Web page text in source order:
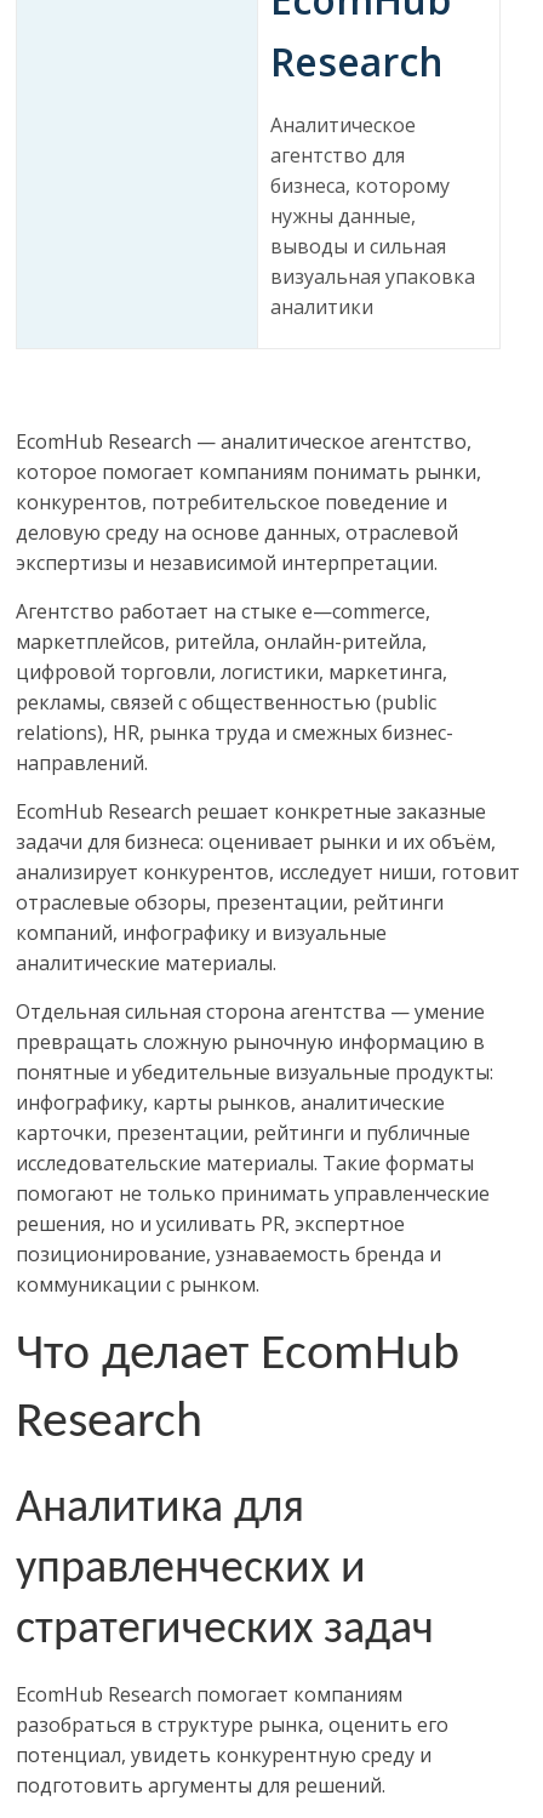
логистике,
технологиях,
для
e-
Commerce,
ритейле,
логистике,
соцсетях.
Нам
важно,
как
знать
как
Сеть
жизнь
людей
и
обсудить
эти
изменения
с
читателем.
Research
Аналитическое
агентство для
бизнеса, которому
нужны данные,
выводы и сильная
визуальная упаковка
аналитики
EcomHub Research — аналитическое агентство,
которое помогает компаниям понимать рынки,
конкурентов, потребительское поведение и
деловую среду на основе данных, отраслевой
экспертизы и независимой интерпретации.
Агентство работает на стыкеe—commerce,
маркетплейсов, ритейла, онлайн-ритейла,
цифровой торговли, логистики, маркетинга,
рекламы, связей с общественностью (public
relations), HR, рынка труда и смежных бизнес-
направлений.
EcomHub Research решает конкретные заказные
задачи для бизнеса: оценивает рынки и их объём,
анализирует конкурентов, исследует ниши, готовит
отраслевые обзоры, презентации, рейтинги
компаний, инфографику и визуальные
аналитические материалы.
Отдельная сильная сторона агентства — умение
превращать сложную рыночную информацию в
понятные и убедительные визуальные продукты:
инфографику, карты рынков, аналитические
карточки, презентации, рейтинги и публичные
исследовательские материалы. Такие форматы
помогают не только принимать управленческие
решения, но и усиливать PR, экспертное
позиционирование, узнаваемость бренда и
коммуникации с рынком.
Что делает EcomHub
Research
Аналитика для
управленческих и
стратегических задач
EcomHub Research помогает компаниям
разобраться в структуре рынка, оценить его
потенциал, увидеть конкурентную среду и
подготовить аргументы для решений.